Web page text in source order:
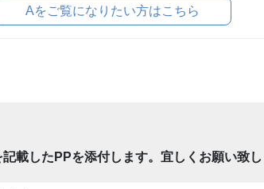
Aをご覧になりたい方はこちら
載したPPを添付します。宜しくお願い致し